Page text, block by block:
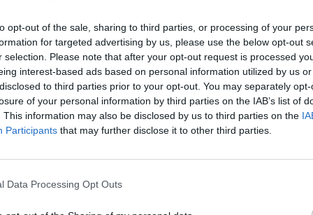
opt-out of the sale, sharing to third parties, or processing of your
for targeted advertising by us, please use the below opt-out
selection. Please note that after your opt-out request is processed
interest-based ads based on personal information utilized by us
to third parties prior to your opt-out. You may separately
of your personal information by third parties on the IAB’s list of
This information may also be disclosed by us to third parties on the
Participants that may further disclose it to other third parties.
Data Processing Opt Outs
της “μέγιστης πίεσης” του
την εθνική ενότητα ενόψει των
Χασάν Ροχανί σε διάγγελμά του που
του.
να νικήσει και να δημιουργήσει ρήγμα
να παραμείνουμε ενωμένοι (…) Μη
21ης Φεβρουαρίου). Ας έχουμε μεγάλη